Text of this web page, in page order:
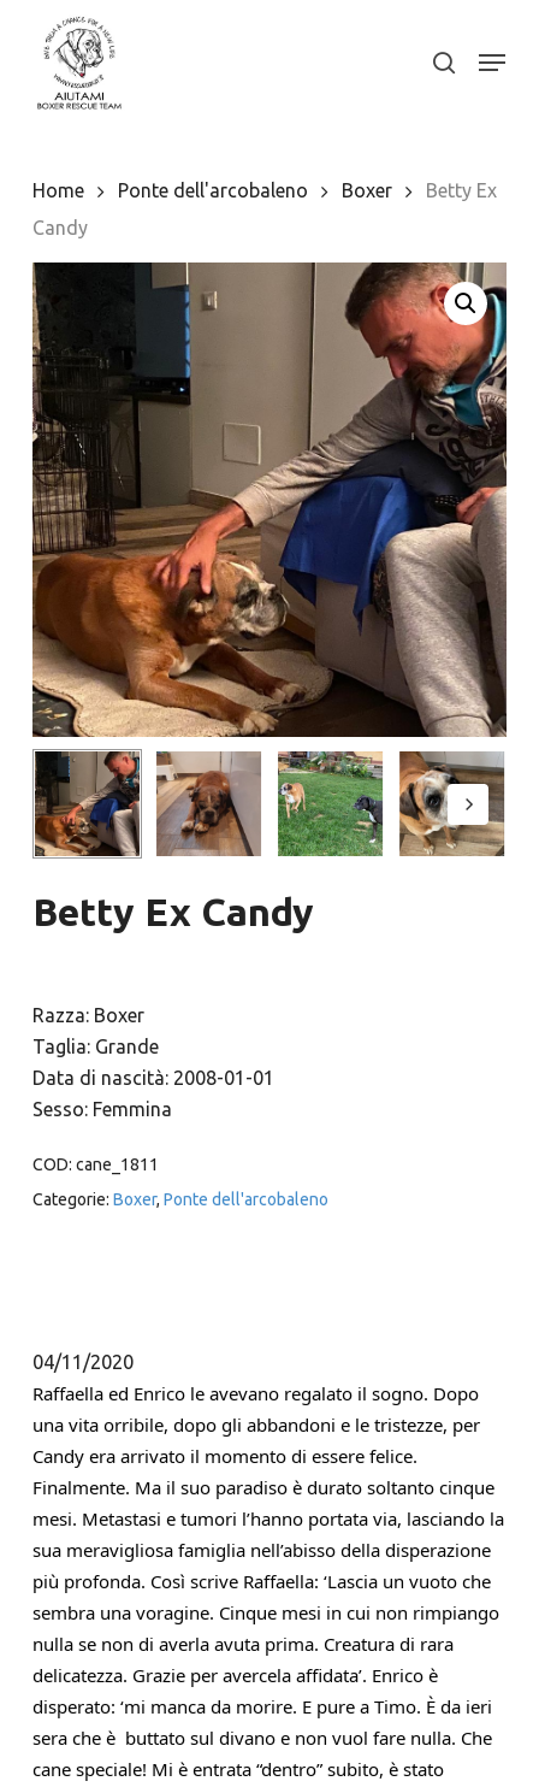
content
search
Menu
Home Ponte dell'arcobaleno Boxer
Betty Ex
Candy
Betty Ex Candy
Razza: Boxer
Taglia: Grande
Data di nascità: 2008-01-01
Sesso: Femmina
COD: cane_1811
Categorie: Boxer, Ponte dell'arcobaleno
04/11/2020
Raffaella ed Enrico le avevano regalato il sogno. Dopo
una vita orribile, dopo gli abbandoni e le tristezze, per
Candy era arrivato il momento di essere felice.
Finalmente. Ma il suo paradiso è durato soltanto cinque
mesi. Metastasi e tumori l’hanno portata via, lasciando la
sua meravigliosa famiglia nell’abisso della disperazione
più profonda. Così scrive Raffaella: ‘Lascia un vuoto che
sembra una voragine. Cinque mesi in cui non rimpiango
nulla se non di averla avuta prima. Creatura di rara
delicatezza. Grazie per avercela affidata’. Enrico è
disperato: ‘mi manca da morire. E pure a Timo. È da ieri
sera che è  buttato sul divano e non vuol fare nulla. Che
cane speciale! Mi è entrata “dentro” subito, è stato
Close